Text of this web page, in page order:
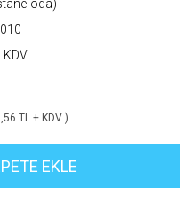
oda)
KDV
TL + KDV )
EKLE